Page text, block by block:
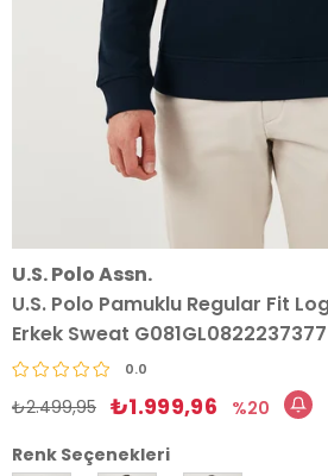
U.S. Polo Assn.
U.S. Polo Pamuklu Regular Fit
Erkek Sweat G081GL0822237377
0.0
₺2.499,95 ₺1.999,96
20
Renk Seçenekleri